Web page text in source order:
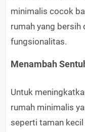
minimalis cocok
rumah yang bersih
fungsionalitas.
Menambah
Untuk
rumah minimalis
seperti taman